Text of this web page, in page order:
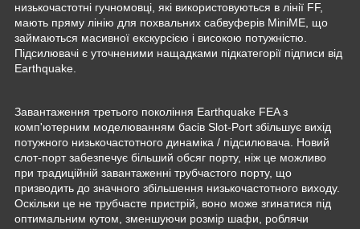
низькочастотні гучномовці, які використовуються в лінії FF,
мають пряму лінію для похвальних сабвуферів MiniME, що
займаються масивної екскурсією і високою потужністю.
Підсилювачі є уточненими нащадками підкатегорії підписи від
Earthquake.
Завантаження третього покоління Earthquake FEA з
комп'ютерним моделюванням басів Slot-Port збільшує вихід
потужного низькочастотного динаміка / підсилювача. Новий
слот-порт забезпечує більший обсяг порту, ніж це можливо
при традиційній завантаженні трубчастого порту, що
призводить до значного збільшення низькочастотного виходу.
Оскільки це не трубчасте пристрій, воно може згинатися під
оптимальним кутом, зменшуючи розмір шафи, роблячи